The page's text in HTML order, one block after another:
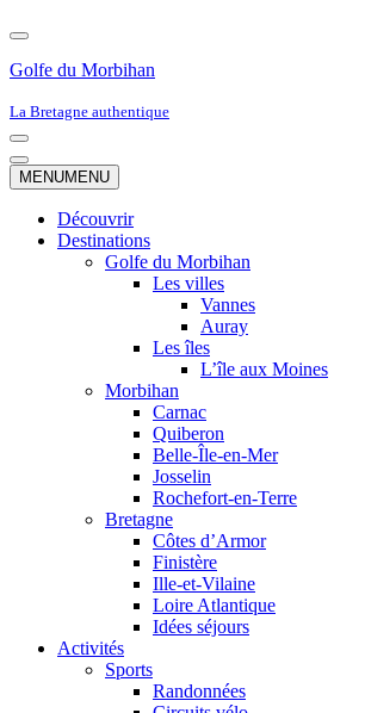
Golfe du Morbihan
La Bretagne authentique
Menu
de
navigation
Menu
de
MENUMENU
Découvrir
Destinations
Golfe du Morbihan
Les villes
Vannes
Auray
Les îles
L’île aux Moines
Morbihan
Carnac
Quiberon
Belle-Île-en-Mer
Josselin
Rochefort-en-Terre
Bretagne
Côtes d’Armor
Finistère
Ille-et-Vilaine
Loire Atlantique
Idées séjours
Activités
Sports
Randonnées